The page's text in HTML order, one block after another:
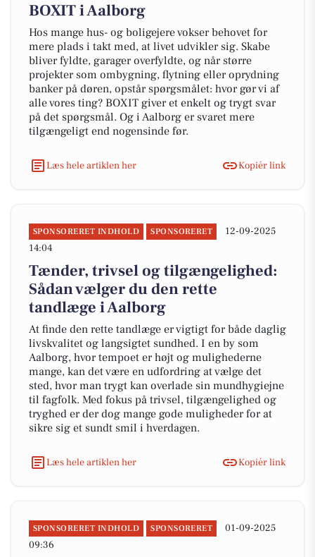
BOXIT i Aalborg
Hos mange hus- og boligejere vokser behovet for
mere plads i takt med, at livet udvikler sig. Skabe
bliver fyldte, garager overfyldte, og når større
projekter som ombygning, flytning eller oprydning
banker på døren, opstår spørgsmålet: hvor gør vi af
alle vores ting? BOXIT giver et enkelt og trygt svar
på det spørgsmål. Og i Aalborg er svaret mere
tilgængeligt end nogensinde før.
Læs hele artiklen her Kopiér link
SPONSORERET INDHOLD SPONSORERET
12-09-2025
14:04
Tænder, trivsel og tilgængelighed:
Sådan vælger du den rette
tandlæge i Aalborg
At finde den rette tandlæge er vigtigt for både daglig
livskvalitet og langsigtet sundhed. I en by som
Aalborg, hvor tempoet er højt og mulighederne
mange, kan det være en udfordring at vælge det
sted, hvor man trygt kan overlade sin mundhygiejne
til fagfolk. Med fokus på trivsel, tilgængelighed og
tryghed er der dog mange gode muligheder for at
sikre sig et sundt smil i hverdagen.
Læs hele artiklen her Kopiér link
SPONSORERET INDHOLD SPONSORERET
01-09-2025
09:36